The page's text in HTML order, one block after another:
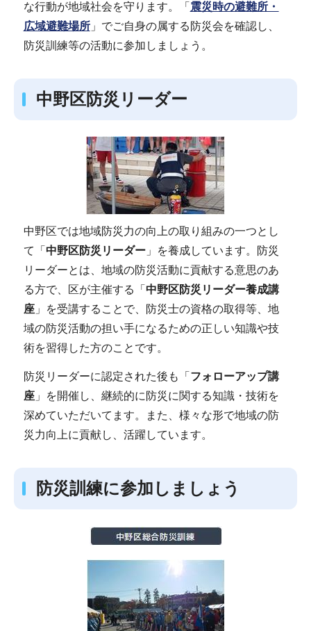
な行動が地域社会を守ります。「 震災時の避難所・
広域避難場所」でご自身の属する防災会を確認し、
防災訓練等の活動に参加しましょう。
中野区防災リーダー
中野区では地域防災力の向上の取り組みの一つとし
て「 中野区防災リーダー」を養成しています。防災
リーダーとは、地域の防災活動に貢献する意思のあ
る方で、区が主催する「 中野区防災リーダー養成講
座」を受講することで、防災士の資格の取得等、地
域の防災活動の担い手になるための正しい知識や技
術を習得した方のことです。
防災リーダーに認定された後も「 フォローアップ講
座」を開催し、継続的に防災に関する知識・技術を
深めていただいてます。また、様々な形で地域の防
災力向上に貢献し、活躍しています。
防災訓練に参加しましょう